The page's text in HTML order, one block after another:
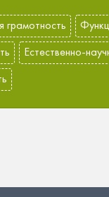
грамотность
Естественно-